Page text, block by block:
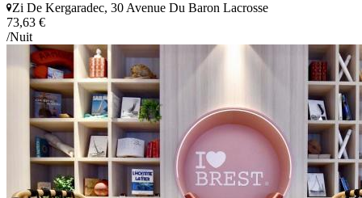
Zi De Kergaradec, 30 Avenue Du Baron Lacrosse
73,63 €
/Nuit